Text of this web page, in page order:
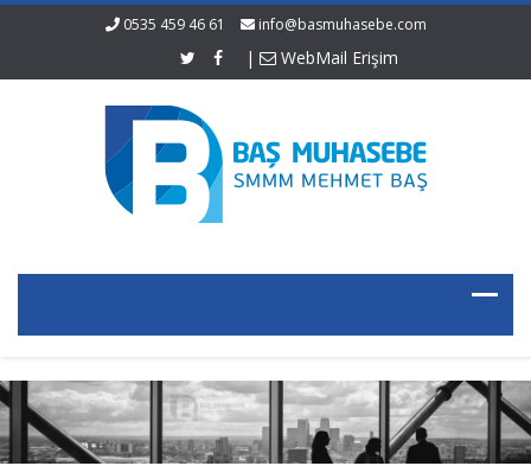
0535 459 46 61 info@basmuhasebe.com
| WebMail Erişim